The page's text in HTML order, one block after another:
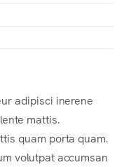
adipisci inerene
mattis.
quam porta quam.
volutpat accumsan